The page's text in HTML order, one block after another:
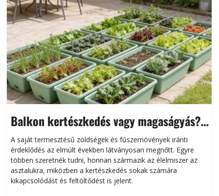
Balkon kertészkedés vagy magaságyás?
Helytakarékos kertészkedés
A saját termesztésű zöldségek és fűszernövények iránti
érdeklődés az elmúlt években látványosan megnőtt. Egyre
többen szeretnék tudni, honnan származik az élelmiszer az
asztalukra, miközben a kertészkedés sokak számára
kikapcsolódást és feltöltődést is jelent.